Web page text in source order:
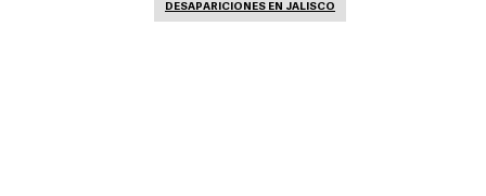
DESAPARICIONES EN JALISCO